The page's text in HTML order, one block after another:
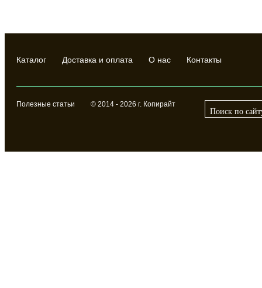
Каталог Доставка и оплата О нас Контакты
Полезные статьи © 2014 - 2026 г. Копирайт